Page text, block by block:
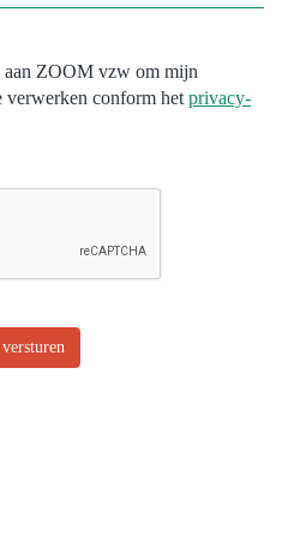
aan ZOOM vzw om mijn
verwerken conform het privacy-